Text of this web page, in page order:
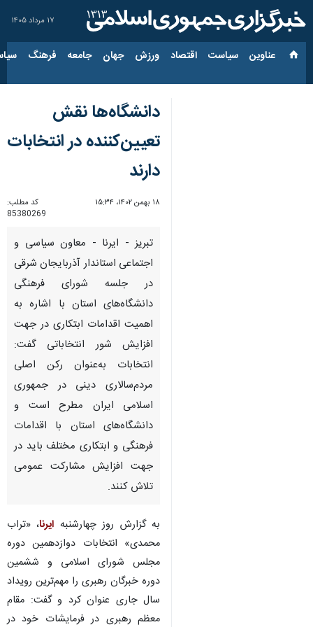
۱۷ مرداد ۱۴۰۵
عناوین‌ سیاست اقتصاد ورزش جهان جامعه فرهنگ
دانشگاه‌ها نقش
تعیین‌کننده در انتخابات
دارند
۱۸ بهمن ۱۴۰۲، ۱۵:۳۴
کد مطلب:
85380269
تبریز - ایرنا - معاون سیاسی و
اجتماعی استاندار آذربایجان شرقی
در جلسه شورای فرهنگی
دانشگاه‌های استان با اشاره به
اهمیت اقدامات ابتکاری در جهت
افزایش شور انتخاباتی گفت:
انتخابات به‌عنوان رکن اصلی
مردم‌سالاری دینی در جمهوری
اسلامی ایران مطرح است و
دانشگاه‌های استان با اقدامات
فرهنگی و ابتکاری مختلف باید در
جهت افزایش مشارکت عمومی
تلاش کنند.
به گزارش روز چهارشنبه ایرنا، «تراب
محمدی» انتخابات دوازدهمین دوره
مجلس شورای اسلامی و ششمین
دوره خبرگان رهبری را مهم‌ترین رویداد
سال جاری عنوان کرد و گفت: مقام
معظم رهبری در فرمایشات خود در